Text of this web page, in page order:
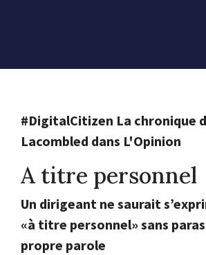
#DigitalCitizen La chronique
Lacombled dans L'Opinion
A titre personnel
Un dirigeant ne saurait
«à titre personnel» sans
propre parole